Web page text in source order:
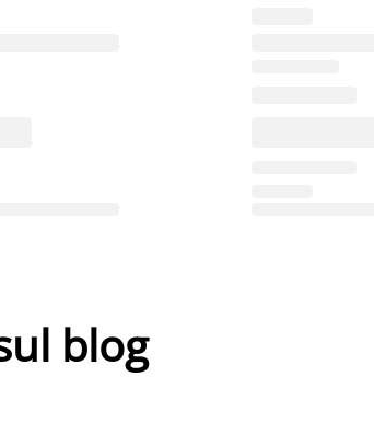
blog